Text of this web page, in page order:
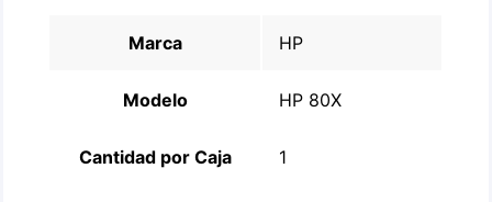
Marca HP
Modelo HP 80X
Cantidad por Caja 1